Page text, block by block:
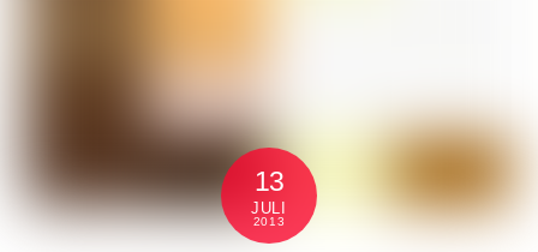
13
JULI
2013